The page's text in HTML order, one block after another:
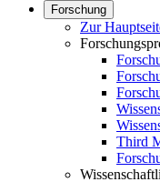
Forschung
Zur
Third